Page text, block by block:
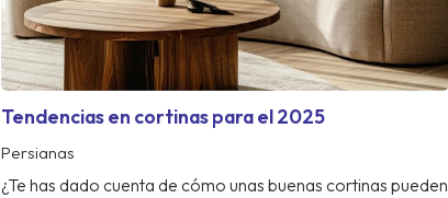
Tendencias en cortinas para el 2025
Persianas
¿Te has dado cuenta de cómo unas buenas cortinas pueden